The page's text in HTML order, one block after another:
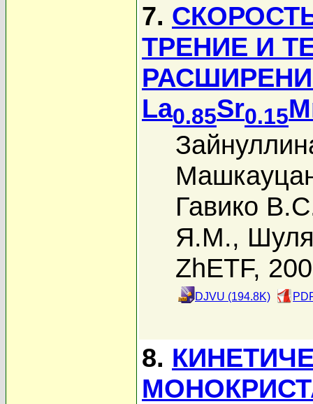
7.
ТРЕНИЕ И
La0.85Sr0.15
Гавико
Я.М.,
ZhETF,
DJVU (194.8K)
8.